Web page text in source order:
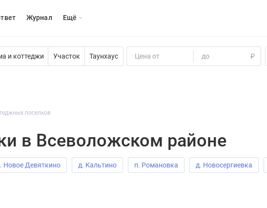
Журнал Eщё
и коттеджи Участок Таунхаус Цена от до ₽
поселков
в Всеволожском районе
Новое Девяткино д. Кальтино п. Романовка д. Новосергиевка